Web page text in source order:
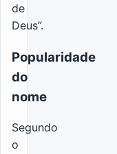
de
Deus”.
Popularidade
do
nome
Segundo
o